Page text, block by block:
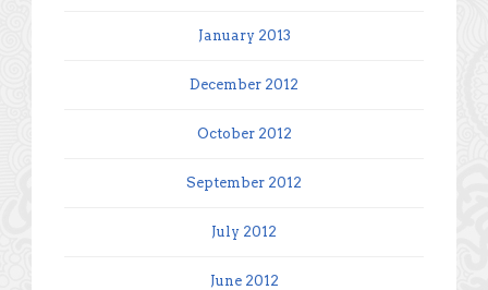
January 2013
December 2012
October 2012
September 2012
July 2012
June 2012